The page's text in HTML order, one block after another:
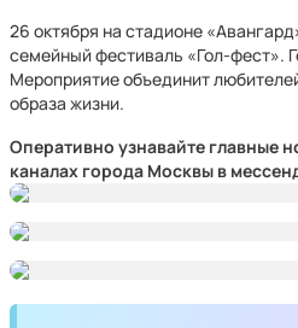
26 октября на стадионе
семейный фестиваль «Гол-фест».
Мероприятие объединит
образа жизни.
Оперативно узнавайте главные
каналах города Москвы в